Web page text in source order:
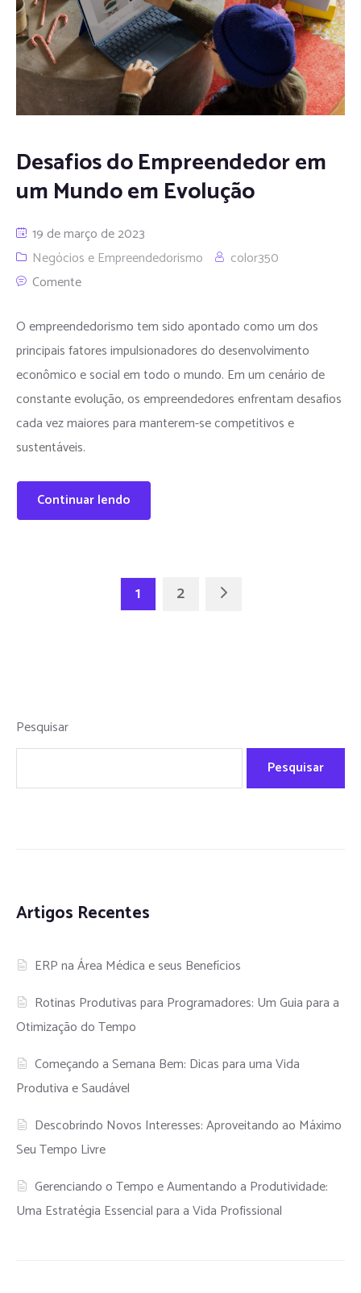
Desafios do Empreendedor em
um Mundo em Evolução
19 de março de 2023
Negócios e Empreendedorismo
color350
Comente
O empreendedorismo tem sido apontado como um dos
principais fatores impulsionadores do desenvolvimento
econômico e social em todo o mundo. Em um cenário de
constante evolução, os empreendedores enfrentam desafios
cada vez maiores para manterem-se competitivos e
sustentáveis.
Continuar lendo
1 2
Pesquisar
Pesquisar
Artigos Recentes
ERP na Área Médica e seus Benefícios
Rotinas Produtivas para Programadores: Um Guia para a
Otimização do Tempo
Começando a Semana Bem: Dicas para uma Vida
Produtiva e Saudável
Descobrindo Novos Interesses: Aproveitando ao Máximo
Seu Tempo Livre
Gerenciando o Tempo e Aumentando a Produtividade:
Uma Estratégia Essencial para a Vida Profissional